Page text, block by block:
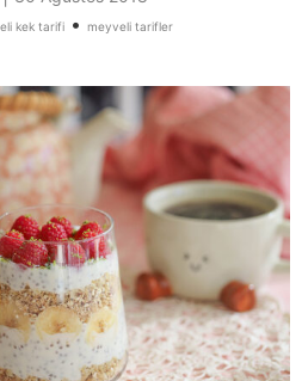
kek tarifi • meyveli tarifler